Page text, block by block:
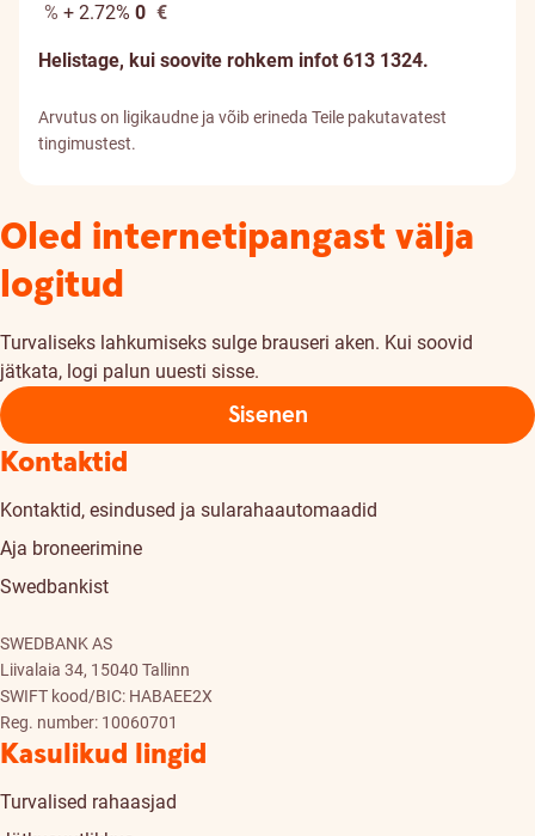
% + 2.72% 0 €
Helistage, kui soovite rohkem infot 613 1324.
Arvutus on ligikaudne ja võib erineda Teile pakutavatest
tingimustest.
Oled internetipangast välja
logitud
Turvaliseks lahkumiseks sulge brauseri aken. Kui soovid
jätkata, logi palun uuesti sisse.
Sisenen
Kontaktid
Kontaktid, esindused ja sularahaautomaadid
Aja broneerimine
Swedbankist
SWEDBANK AS
Liivalaia 34, 15040 Tallinn
SWIFT kood/BIC: HABAEE2X
Reg. number: 10060701
Kasulikud lingid
Turvalised rahaasjad